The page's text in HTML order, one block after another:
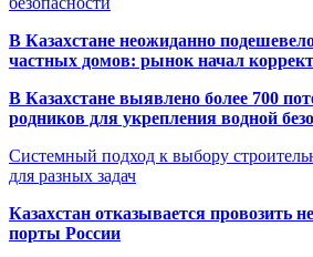
В Казахстане неожиданно
частных домов: рынок начал
В Казахстане выявлено более 700
родников для укрепления водной
Системный подход к выбору
для разных задач
Казахстан отказывается провозить
порты России